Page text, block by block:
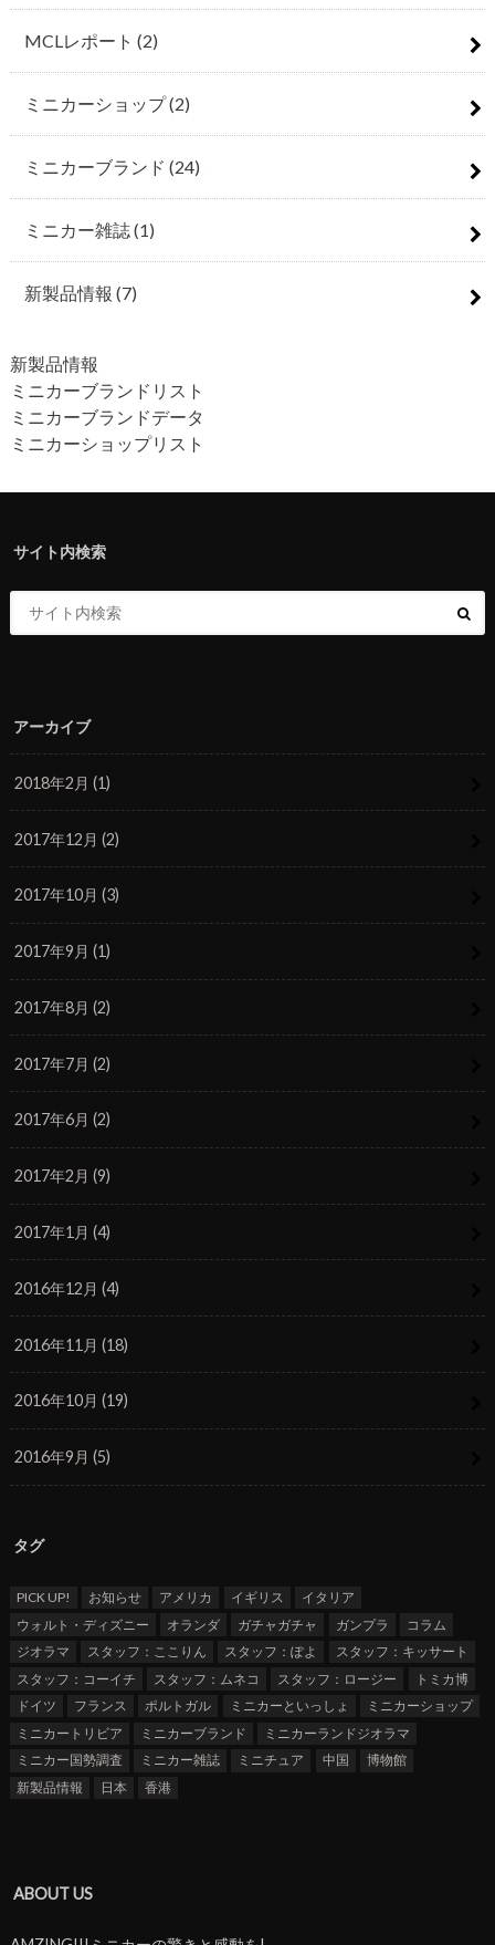
MCLレポート (2)
ミニカーショップ(2)
ミニカーブランド (24)
ミニカー雑誌(1)
新製品情報 (7)
新製品情報
ミニカーブランドリスト
ミニカーブランドデータ
ミニカーショップリスト
サイト内検索
アーカイブ
2018年2月 (1)
2017年12月 (2)
2017年10月 (3)
2017年9月 (1)
2017年8月 (2)
2017年7月 (2)
2017年6月 (2)
2017年2月 (9)
2017年1月 (4)
2016年12月 (4)
2016年11月 (18)
2016年10月 (19)
2016年9月 (5)
タグ
PICK UP! お知らせ アメリカ イギリス
イタリア
ウォルト・ディズニー
オランダ ガチャガチャ ガンプラ
コラム
ジオラマ
スタッフ：ここりん スタッフ：ぽよ
スタッフ：キッサート
スタッフ：コーイチ
スタッフ：ムネコ スタッフ：ロージー
トミカ博
ドイツ
フランス ポルトガル ミニカーといっしょ
ミニカーショップ
ミニカートリビア
ミニカーブランド
ミニカーランドジオラマ
ミニカー国勢調査
ミニカー雑誌 ミニチュア 中国
博物館
新製品情報
日本 香港
ABOUT US